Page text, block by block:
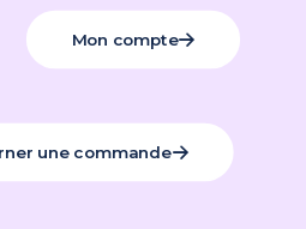
Mon compte
une commande